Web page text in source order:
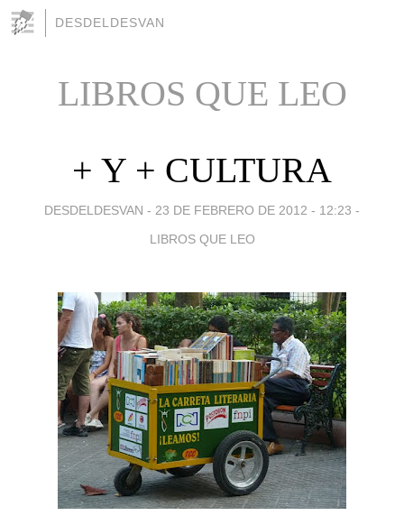
DESDELDESVAN
LIBROS QUE LEO
+ Y + CULTURA
DESDELDESVAN - 23 DE FEBRERO DE 2012 - 12:23 -
LIBROS QUE LEO